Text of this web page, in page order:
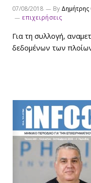
07/08/2018 By
επιχειρήσεις
Για τη συλλογή,
δεδομένων των